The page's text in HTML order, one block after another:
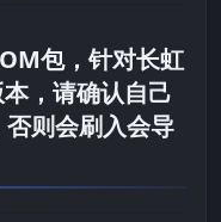
包，针对长虹
，请确认自己
则会刷入会导